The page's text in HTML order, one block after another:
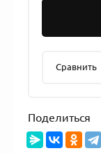
Сравнить
Поделиться